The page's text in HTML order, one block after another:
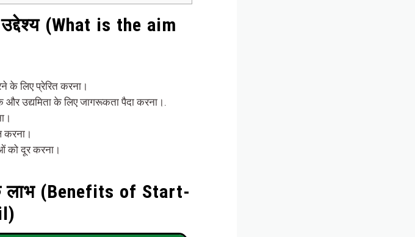
(What is the aim
के लिए प्रेरित करना।
उद्यमिता के लिए जागरूकता पैदा करना।.
करना।
को दूर करना।
लाभ (Benefits of Start-